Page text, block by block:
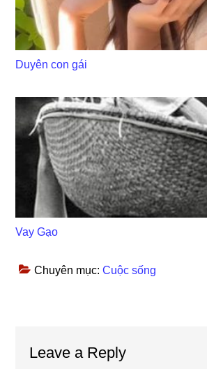
Duyên con gái
Vay Gạo
Chuyên mục:Cuộc sống
Interactions
Leave a Reply